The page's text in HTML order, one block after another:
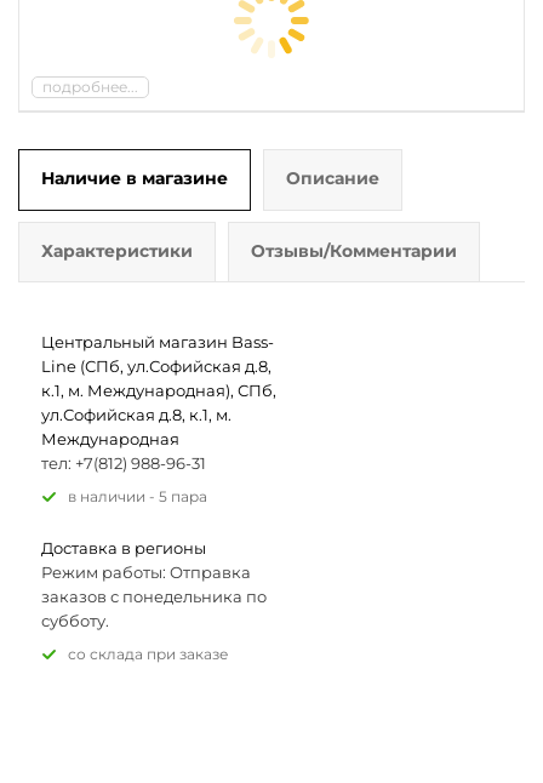
подробнее...
Наличие в магазине Описание
Характеристики Отзывы/Комментарии
Центральный магазин Bass-
Line (СПб, ул.Софийская д.8,
к.1, м. Международная), СПб,
ул.Софийская д.8, к.1, м.
Международная
тел: +7(812) 988-96-31
В наличии - 5 пара
Доставка в регионы
Режим работы: Отправка
заказов с понедельника по
субботу.
Со склада при заказе